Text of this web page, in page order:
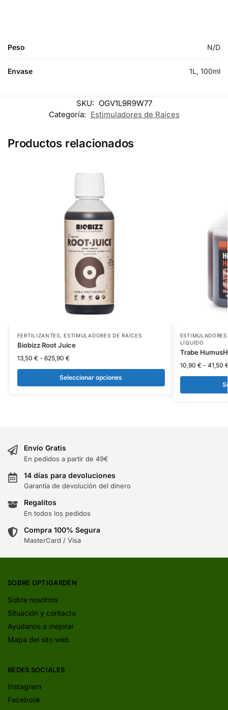
Peso N/D
Envase 1L, 100ml
SKU: OGV1L9R9W77
Categoría: Estimuladores de Raíces
Productos relacionados
FERTILIZANTES, ESTIMULADORES DE RAÍCES
Biobizz Root Juice
13,50 € - 625,90 €
Seleccionar opciones
LÍQUIDO
Trabe
10,90 € - 41,50
Envío Gratis
En pedidos a partir de 49€
14 días para devoluciones
Garantía de devolución del dinero
Regalitos
En todos los pedidos
Compra 100% Segura
MasterCard / Visa
SOBRE OPTIGARDEN
Sobre nosotros
Situación y contacto
Ayúdanos a mejorar
Mapa del sito web
REDES SOCIALES
Instagram
Facebook